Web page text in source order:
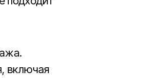
включая